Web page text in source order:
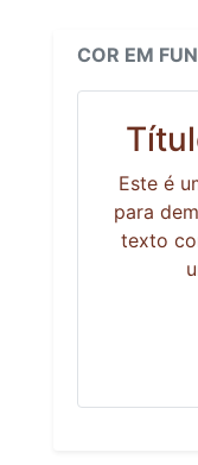
COR EM
Este é
para
texto